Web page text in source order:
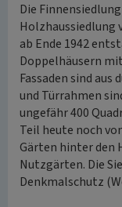
Die
Holzhaussiedlung
ab Ende 1942
Doppelhäusern
Fassaden sind
und Türrahmen
ungefähr 400
Teil heute noch
Gärten hinter den
Nutzgärten. Die
Denkmalschutz